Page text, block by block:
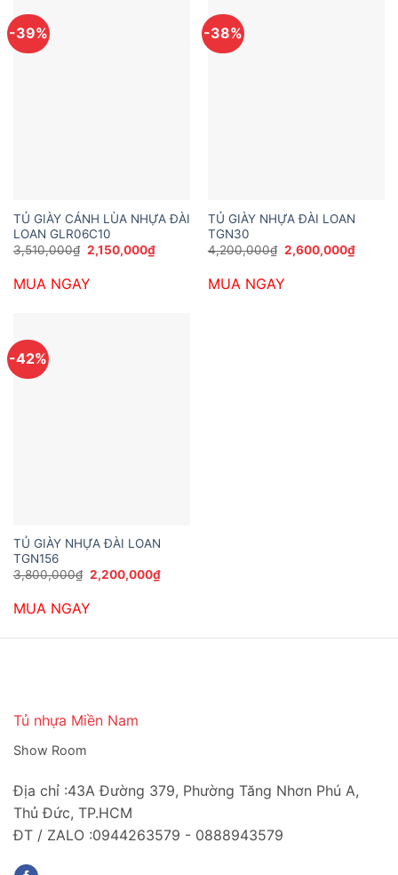
-39%
TỦ GIÀY CÁNH LÙA NHỰA ĐÀI
LOAN GLR06C10
3,510,000₫ Giá
gốc
3,510,000₫.
2,150,000₫Giá
hiện
MUA NGAY
-38%
TỦ GIÀY NHỰA ĐÀI LOAN
TGN30
4,200,000₫ Giá
gốc
4,200,000₫.
2,600,000₫Giá
hiện
MUA NGAY
-42%
TỦ GIÀY NHỰA ĐÀI LOAN
TGN156
3,800,000₫ Giá
gốc
3,800,000₫.
2,200,000₫Giá
hiện
MUA NGAY
Tủ nhựa Miền Nam
Show Room
Địa chỉ :43A Đường 379, Phường Tăng Nhơn Phú A,
Thủ Đức, TP.HCM
ĐT / ZALO :0944263579 - 0888943579